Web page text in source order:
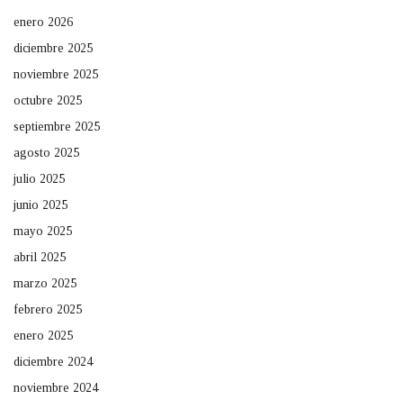
enero 2026
diciembre 2025
noviembre 2025
octubre 2025
septiembre 2025
agosto 2025
julio 2025
junio 2025
mayo 2025
abril 2025
marzo 2025
febrero 2025
enero 2025
diciembre 2024
noviembre 2024